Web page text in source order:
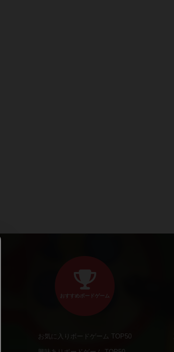
おすすめボードゲーム
お気に入りボードゲーム TOP50